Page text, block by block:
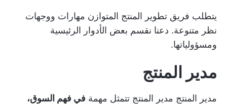
يتطلب فريق تطوير المنتج المتوازن مهارات ووجهات
نظر متنوعة. دعنا نقسم بعض الأدوار الرئيسية
ومسؤولياتها.
مدير المنتج
مدير المنتج مدير المنتج تتمثل مهمة في فهم السوق،